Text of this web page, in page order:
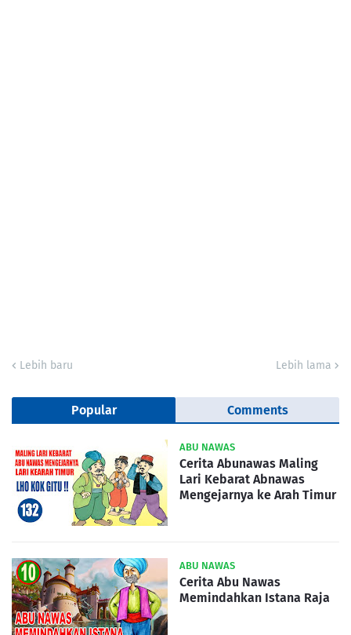
Lebih baru Lebih lama
Popular Comments
ABU NAWAS
Cerita Abunawas Maling
Lari Kebarat Abnawas
Mengejarnya ke Arah Timur
ABU NAWAS
Cerita Abu Nawas
Memindahkan Istana Raja